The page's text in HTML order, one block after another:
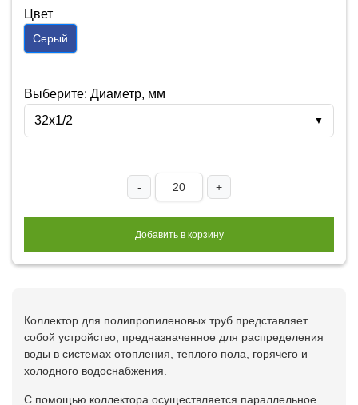
Цвет
Серый
Выберите: Диаметр, мм
32х1/2
▼
- +
Добавить в корзину
Коллектор для полипропиленовых труб представляет
собой устройство, предназначенное для распределения
воды в системах отопления, теплого пола, горячего и
холодного водоснабжения.
С помощью коллектора осуществляется параллельное